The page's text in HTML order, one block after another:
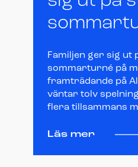
Familjen ger sig ut
sommarturné på
framträdande på
väntar tolv
flera tillsammans
Läs mer